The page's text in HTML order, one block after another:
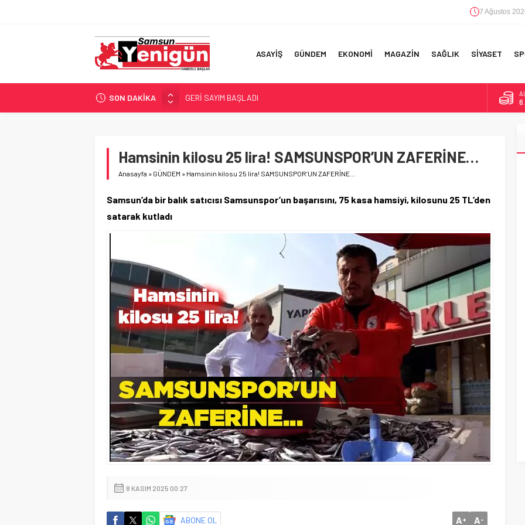
7 Ağustos
ASAYİŞ GÜNDEM EKONOMİ MAGAZİN SAĞLIK SİYASET
SON DAKİKA
GERİ SAYIM BAŞLADI
SAMSUNSPOR’DA HEDEF 5’İNCİLİK!
İŞTE FINDIK FİYATI!
YÖNETİCİ SEÇERKEN YAPILAN EN BÜYÜK HATALAR
Hamsinin kilosu 25 lira! SAMSUNSPOR’UN ZAFERİNE…
Anasayfa » GÜNDEM » Hamsinin kilosu 25 lira! SAMSUNSPOR’UN ZAFERİNE…
Samsun’da bir balık satıcısı Samsunspor’un başarısını, 75 kasa hamsiyi, kilosunu 25 TL’den
satarak kutladı
8 KASIM 2025 00:27
ABONE OL A+ A-